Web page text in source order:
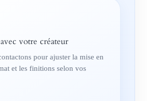
votre créateur
pour ajuster la mise en
et les finitions selon vos